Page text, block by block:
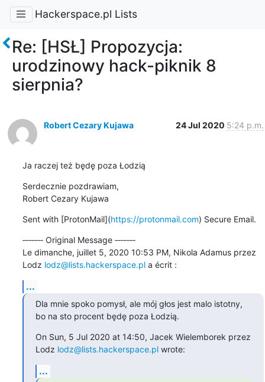
Hackerspace.pl Lists
Re: [HSŁ] Propozycja:
urodzinowy hack-piknik 8
sierpnia?
Robert Cezary Kujawa 24 Jul 2020 5:24 p.m.
Ja raczej też będę poza Łodzią
Serdecznie pozdrawiam,
Robert Cezary Kujawa
Sent with [ProtonMail](https://protonmail.com) Secure Email.
‐‐‐‐‐‐‐ Original Message ‐‐‐‐‐‐‐
Le dimanche, juillet 5, 2020 10:53 PM, Nikola Adamus przez
Lodz lodz@lists.hackerspace.pl a écrit :
...
Dla mnie spoko pomysł, ale mój głos jest malo istotny,
bo na sto procent będę poza Łodzią.
On Sun, 5 Jul 2020 at 14:50, Jacek Wielemborek przez
Lodz lodz@lists.hackerspace.pl wrote:
...